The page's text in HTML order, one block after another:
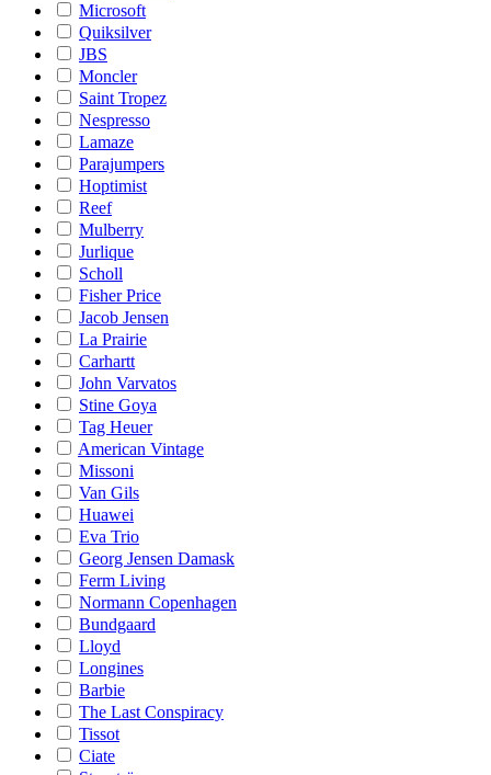
Microsoft
Quiksilver
JBS
Moncler
Saint Tropez
Nespresso
Lamaze
Parajumpers
Hoptimist
Reef
Mulberry
Jurlique
Scholl
Fisher Price
Jacob Jensen
La Prairie
Carhartt
John Varvatos
Stine Goya
Tag Heuer
American Vintage
Missoni
Van Gils
Huawei
Eva Trio
Georg Jensen Damask
Ferm Living
Normann Copenhagen
Bundgaard
Lloyd
Longines
Barbie
The Last Conspiracy
Tissot
Ciate